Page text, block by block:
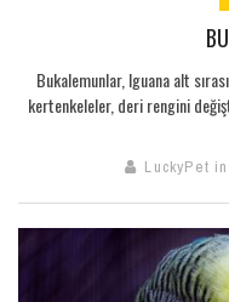
Bukalemunlar, Iguana alt
kertenkeleler, deri rengini
LuckyPet